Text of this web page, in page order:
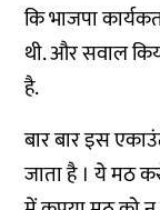
कि भाजपा
थी. और सवाल
है.
बार बार इस
जाता है । ये मठ